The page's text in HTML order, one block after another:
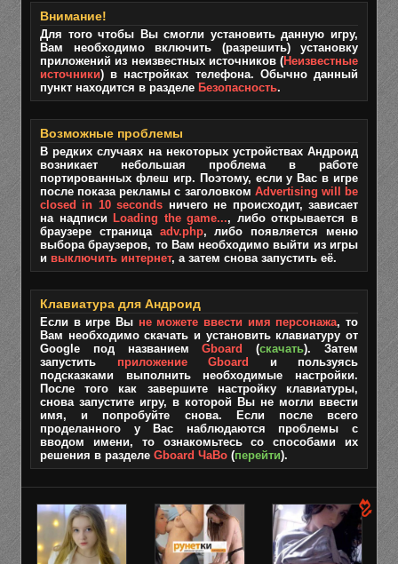
Внимание!
Для того чтобы Вы смогли установить данную игру,
Вам необходимо включить (разрешить) установку
приложений из неизвестных источников (Неизвестные
источники) в настройках телефона. Обычно данный
пункт находится в разделе Безопасность.
Возможные проблемы
В редких случаях на некоторых устройствах Андроид
возникает небольшая проблема в работе
портированных флеш игр. Поэтому, если у Вас в игре
после показа рекламы с заголовком Advertising will be
closed in 10 seconds ничего не происходит, зависает
на надписи Loading the game..., либо открывается в
браузере страница adv.php, либо появляется меню
выбора браузеров, то Вам необходимо выйти из игры
и выключить интернет, а затем снова запустить её.
Клавиатура для Андроид
Если в игре Вы не можете ввести имя персонажа, то
Вам необходимо скачать и установить клавиатуру от
Google под названиемGboard (скачать). Затем
запустить приложение Gboard
и пользуясь
подсказками выполнить необходимые настройки.
После того как завершите настройку клавиатуры,
снова запустите игру, в которой Вы не могли ввести
имя, и попробуйте снова. Если после всего
проделанного у Вас наблюдаются проблемы с
вводом имени, то ознакомьтесь со способами их
решения в разделе Gboard ЧаВо (перейти).